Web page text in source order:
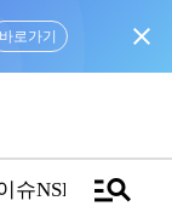
바로가기 close
슈NSPTVmanage_search